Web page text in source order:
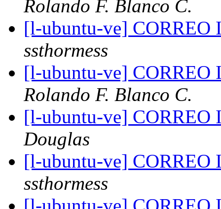
Rolando F. Blanco C.
[l-ubuntu-ve]
ssthormess
[l-ubuntu-ve]
Rolando F. Blanco C.
[l-ubuntu-ve]
Douglas
[l-ubuntu-ve]
ssthormess